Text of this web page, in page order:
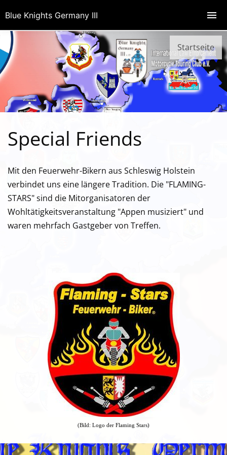
Startseite
Special Friends
Mit den Feuerwehr-Bikern aus Schleswig Holstein
verbindet uns eine längere Tradition. Die "FLAMING-
STARS" sind die Mitorganisatoren der
Wohltätigkeitsveranstaltung "Appen musiziert" und
waren mehrfach Gastgeber von Treffen.
(Bild: Logo der Flaming Stars)
Blue Knights Germany III